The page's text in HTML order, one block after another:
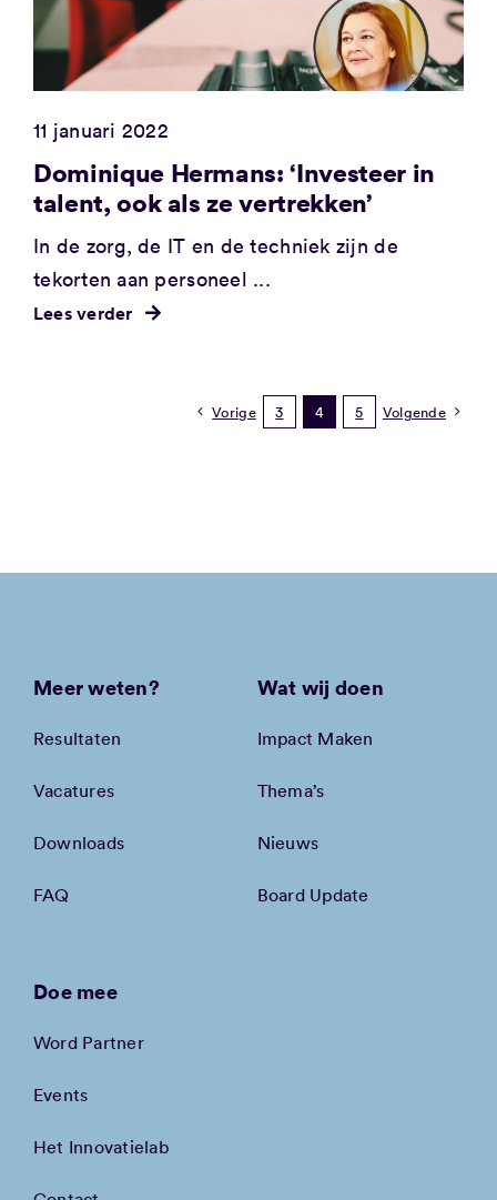
11 januari 2022
Dominique Hermans: ‘Investeer in
talent, ook als ze vertrekken’
In de zorg, de IT en de techniek zijn de
tekorten aan personeel ...
Lees verder
Vorige 3 4 5 Volgende
Meer weten?
Resultaten
Vacatures
Downloads
FAQ
Wat wij doen
Impact Maken
Thema’s
Nieuws
Board Update
Doe mee
Word Partner
Events
Het Innovatielab